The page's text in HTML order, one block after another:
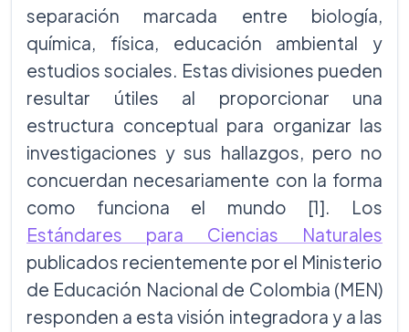
separación marcada entre biología,
química, física, educación ambiental y
estudios sociales. Estas divisiones pueden
resultar útiles al proporcionar una
estructura conceptual para organizar las
investigaciones y sus hallazgos, pero no
concuerdan necesariamente con la forma
como funciona el mundo [1]. Los
Estándares para Ciencias Naturales
publicados recientemente por el Ministerio
de Educación Nacional de Colombia (MEN)
responden a esta visión integradora y a las